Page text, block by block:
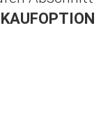
KAUFOPTION